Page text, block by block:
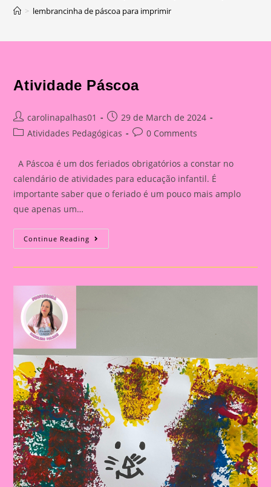
> lembrancinha de páscoa para imprimir
Atividade Páscoa
Post
author:
carolinapalhas01
Post
published:
29 de March de 2024
PostAtividades Pedagógicas
Post0 Comments
A Páscoa é um dos feriados obrigatórios a constar no
calendário de atividades para educação infantil. É
importante saber que o feriado é um pouco mais amplo
que apenas um…
Continue Reading Atividade
Páscoa